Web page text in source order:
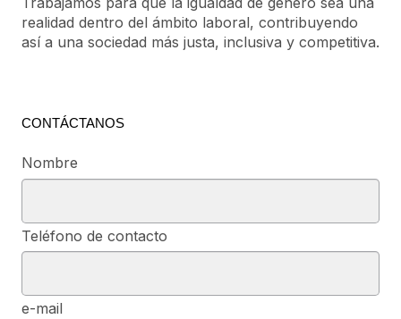
realidad dentro del ámbito laboral, contribuyendo
así a una sociedad más justa, inclusiva y competitiva.
CONTÁCTANOS
Nombre
Teléfono de contacto
e-mail